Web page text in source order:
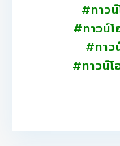
#ทาว
#ทาวน์
#ทาว
#ทาวน์